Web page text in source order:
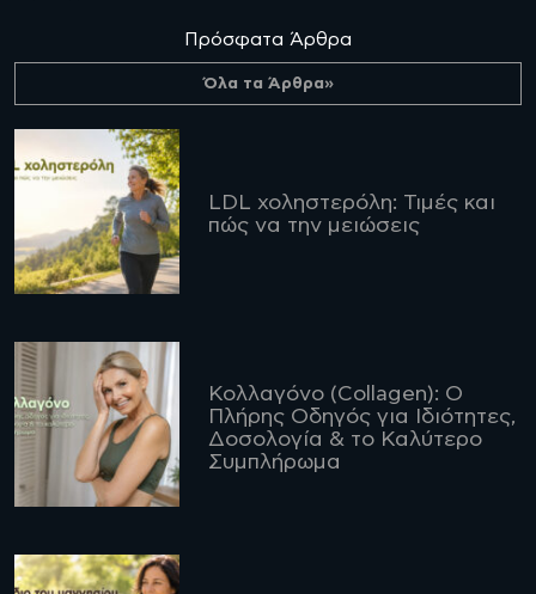
Πρόσφατα Άρθρα
Όλα τα Άρθρα»
LDL χοληστερόλη: Τιμές και
πώς να την μειώσεις
Κολλαγόνο (Collagen): Ο
Πλήρης Οδηγός για Ιδιότητες,
Δοσολογία & το Καλύτερο
Συμπλήρωμα